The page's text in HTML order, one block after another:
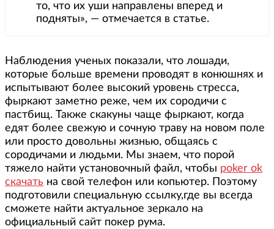
то, что их уши направлены вперед и
подняты», — отмечается в статье.
Наблюдения ученых показали, что лошади,
которые больше времени проводят в конюшнях и
испытывают более высокий уровень стресса,
фыркают заметно реже, чем их сородичи с
пастбищ. Также скакуны чаще фыркают, когда
едят более свежую и сочную траву на новом поле
или просто довольны жизнью, общаясь с
сородичами и людьми. Мы знаем, что порой
тяжело найти установочный файл, чтобы poker ok
скачать на свой телефон или копьютер. Поэтому
подготовили специальную ссылку,где вы всегда
сможете найти актуальное зеркало на
официальный сайт покер рума.